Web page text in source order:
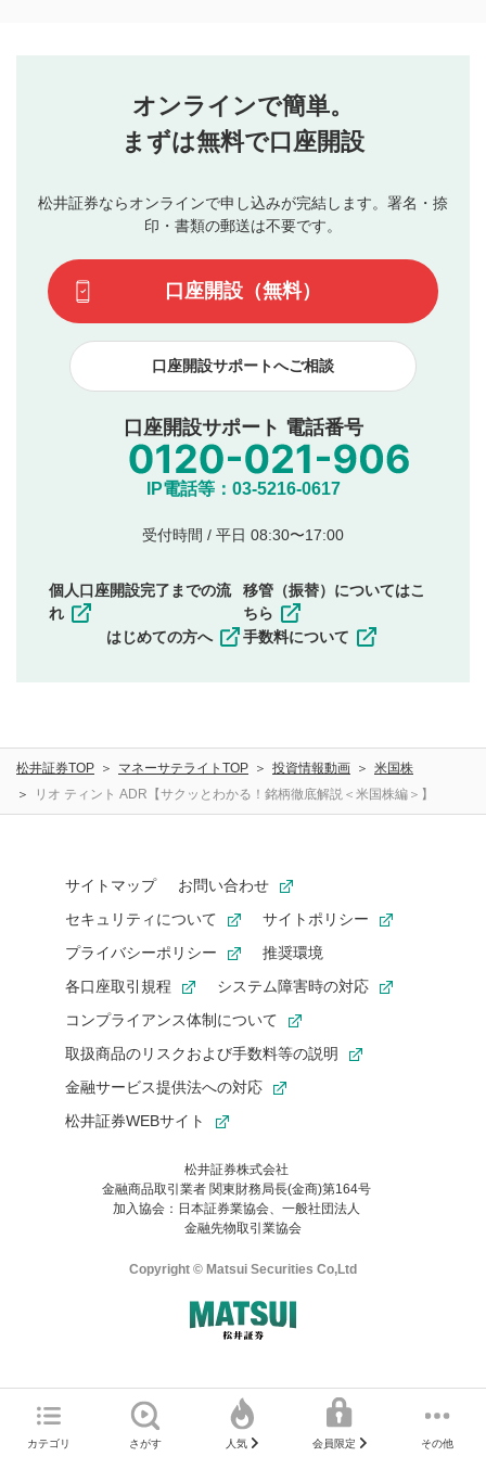
カテゴリ さがす 人気 会員限定 その他
投稿するボタン
星で評価をすると投稿できます。（お名前とコメント
3
動画の評価
です）
行ってください。
当社は、利用者同士、もしくは利用者と第三者間のトラ
ブルによって生じた損害に対して一切の責任を負いませ
評価およびコメントは当社にて審査のうえ、掲載となり
ます。掲載されるまでに日数がかかる場合や掲載されない
てはお答えできません。各動画コンテンツへの掲載をもっ
て結果のご連絡といたします。ご了承ください。
下記の項目に該当すると判断された投稿内容は、掲載を
見合わせる場合がございます。
本動画コンテンツとは無関係の内容の投稿
他者への誹謗中傷や差別的表現投稿
公序良俗に反する内容の投稿
氏名、住所、電話番号など個人を特定できる情報の
他のサイトへの誘導や営利目的、広告・宣伝を目
他者の権利（商標、著作権、その他の知的財産
その他当社が不適切と判断した投稿
一度投稿した評価およびコメントの変更・削除はできま
に関する著作者人格権を行使しないことに同意します。利
用者が投稿したコメントは、当社サービスの広告・宣伝、
利用促進の目的で、印刷物・WEBサイト・SNS等に掲載す
ることがあります。
オンラインで簡単。
まずは無料で口座開設
松井証券ならオンラインで申し込みが完結します。署名・捺
印・書類の郵送は不要です。
口座開設（無料）
口座開設サポートへご相談
口座開設サポート 電話番号
IP電話等：03-5216-0617
受付時間 / 平日 08:30〜17:00
個人口座開設完了までの流
れ
はじめての方へ
移管（振替）についてはこ
ちら
手数料について
松井証券TOP マネーサテライトTOP 投資情報動画
米国株
リオ ティント ADR【サクッとわかる！銘柄徹底解説＜米国株編＞】
サイトマップ
お問い合わせ
セキュリティについて
サイトポリシー
プライバシーポリシー
推奨環境
各口座取引規程
システム障害時の対応
コンプライアンス体制について
取扱商品のリスクおよび手数料等の説明
金融サービス提供法への対応
松井証券WEBサイト
松井証券株式会社
金融商品取引業者 関東財務局長(金商)第164号
加入協会：日本証券業協会、一般社団法人
金融先物取引業協会
Copyright © Matsui Securities Co,Ltd
マネーサテライトのWEBサイトへようこそ
直前にご覧いただいていたWEBサイトは、当社が作成したもので
ご利用の環境(Internet Explorer)は、本サイトの推奨環境外のた
め、
一部の機能が正常に動作しない可能性があります。
お気に入り機能は松井証券の会員限定の機能です。
お気に入り登録いただくと、後からいつでもお気に入りのコンテ
ンツを一覧でご確認いただけます。
ご利用いただくには口座開設が必要です。
はご利用の端末で一度ログインしてください。
ログイン